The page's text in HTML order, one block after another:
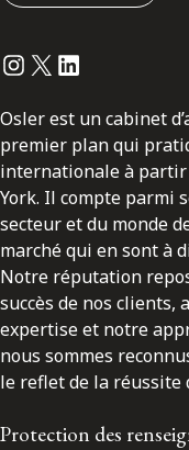
Instagram
Twitter
LinkedIn
Osler est un cabinet
premier plan qui
internationale à partir
York. Il compte parmi
secteur et du monde
marché qui en sont à
Notre réputation
succès de nos
expertise et notre
nous sommes
le reflet de la réussite
Protection des